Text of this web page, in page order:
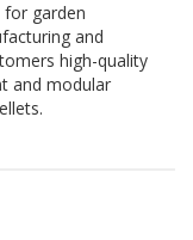
garden
and
high-quality
and modular